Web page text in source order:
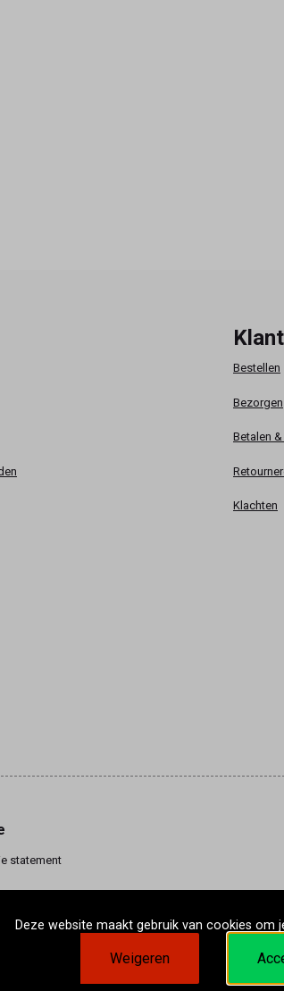
Bestellen
Bezorgen
Betalen
Klachten
statement
Deze website maakt gebruik van cookies om
Weigeren